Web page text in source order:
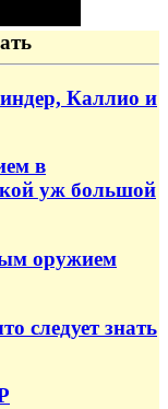
Каллио и
в
уж большой
оружием
следует знать